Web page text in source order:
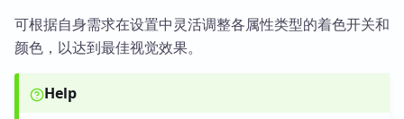
可根据自身需求在设置中灵活调整各属性类型的着色开关和
颜色，以达到最佳视觉效果。
Help